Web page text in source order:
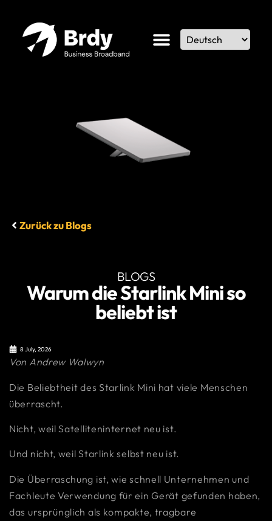
Zurück zu Blogs
BLOGS
Warum die Starlink Mini so
beliebt ist
8 July, 2026
Von Andrew Walwyn
Die Beliebtheit des Starlink Mini hat viele Menschen
überrascht.
Nicht, weil Satelliteninternet neu ist.
Und nicht, weil Starlink selbst neu ist.
Die Überraschung ist, wie schnell Unternehmen und
Fachleute Verwendung für ein Gerät gefunden haben,
das ursprünglich als kompakte, tragbare